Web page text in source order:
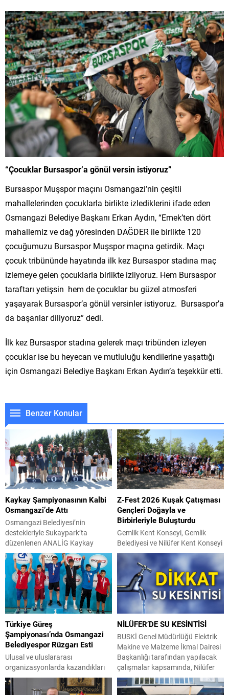
“Çocuklar Bursaspor’a gönül versin istiyoruz”
Bursaspor Muşspor maçını Osmangazi’nin çeşitli
mahallelerinden çocuklarla birlikte izlediklerini ifade eden
Osmangazi Belediye Başkanı Erkan Aydın, “Emek’ten dört
mahallemiz ve dağ yöresinden DAĞDER ile birlikte 120
çocuğumuzu Bursaspor Muşspor maçına getirdik. Maçı
çocuk tribününde hayatında ilk kez Bursaspor stadına maç
izlemeye gelen çocuklarla birlikte izliyoruz. Hem Bursaspor
taraftarı yetişsin hem de çocuklar bu güzel atmosferi
yaşayarak Bursaspor’a gönül versinler istiyoruz. Bursaspor’a
da başarılar diliyoruz” dedi.
İlk kez Bursaspor stadına gelerek maçı tribünden izleyen
çocuklar ise bu heyecan ve mutluluğu kendilerine yaşattığı
için Osmangazi Belediye Başkanı Erkan Aydın’a teşekkür etti.
Benzer Konular
Kaykay Şampiyonasının Kalbi
Osmangazi’de Attı
Osmangazi Belediyesi’nin
destekleriyle Sukaypark’ta
düzenlenen ANALİG Kaykay
Türkiye Şampiyonası, üç gün
boyunca heyecan ve adrenalin
dolu mücadelelere sahne oldu.
Final performanslarının ardından
dereceye giren sporculara kupa
ve madalyaları takdim edildi.
Bursa’nın önemli spor
tesislerinden Sukaypark, kaykay
sporunun genç yıldızlarını
ağırladı. Gençlik ve Spor Bakanlığı
Spor Hizmetleri Genel
Müdürlüğü’nün 2026 yılı...
Z-Fest 2026 Kuşak Çatışması
Gençleri Doğayla ve
Birbirleriyle Buluşturdu
Gemlik Kent Konseyi, Gemlik
Belediyesi ve Nilüfer Kent Konseyi
iş birliğiyle düzenlenen Z-Fest
2026 Kuşak Çatışması, Umurbey
Poligon Alanı’nda gençlerin yoğun
katılımıyla gerçekleştirildi. Gemlik
Kent Konseyi Gençlik Meclisi ile
Nilüfer Kent Konseyi Gençlik
Meclisi’nin ortaklaşa organize
ettiği etkinlik, hafta sonu boyunca
gençlere unutulmaz anlar yaşattı.
Atölyelerden seminerlere,
yarışmalardan gece doğa...
Türkiye Güreş
Şampiyonası’nda Osmangazi
Belediyespor Rüzgarı Esti
Ulusal ve uluslararası
organizasyonlarda kazandıkları
madalya ve kupalarla büyük
başarıya imza atan Osmangazi
NİLÜFER’DE SU KESİNTİSİ
BUSKİ Genel Müdürlüğü Elektrik
Makine ve Malzeme İkmal Dairesi
Başkanlığı tarafından yapılacak
çalışmalar kapsamında, Nilüfer
İlçesi Konak Mahallesi; Yıldırım
Caddesi güneyi, Eğitimciler